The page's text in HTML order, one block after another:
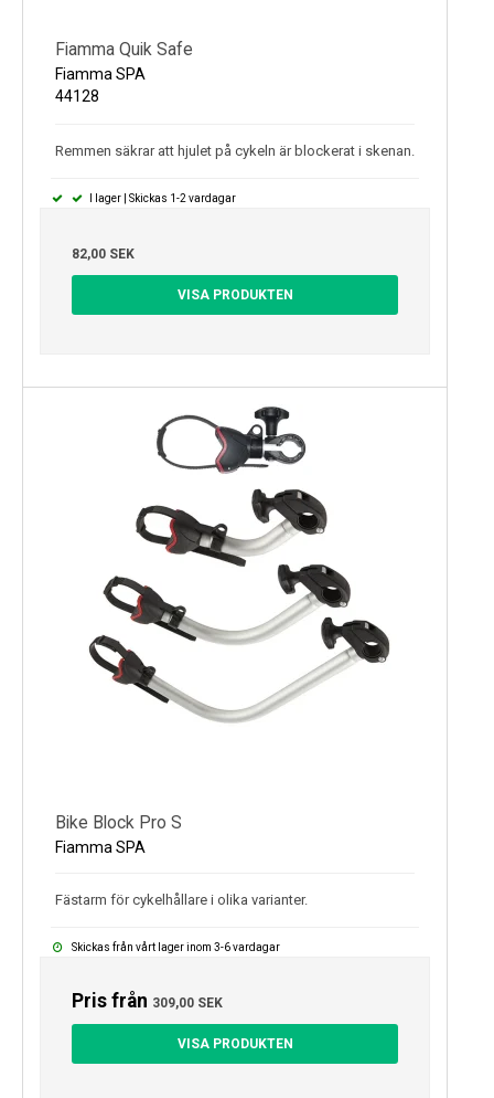
Fiamma Quik Safe
Fiamma SPA
44128
Remmen säkrar att hjulet på cykeln är blockerat i skenan.
I lager | Skickas 1-2 vardagar
82,00 SEK
VISA PRODUKTEN
Bike Block Pro S
Fiamma SPA
Fästarm för cykelhållare i olika varianter.
Skickas från vårt lager inom 3-6 vardagar
Pris från 309,00 SEK
VISA PRODUKTEN